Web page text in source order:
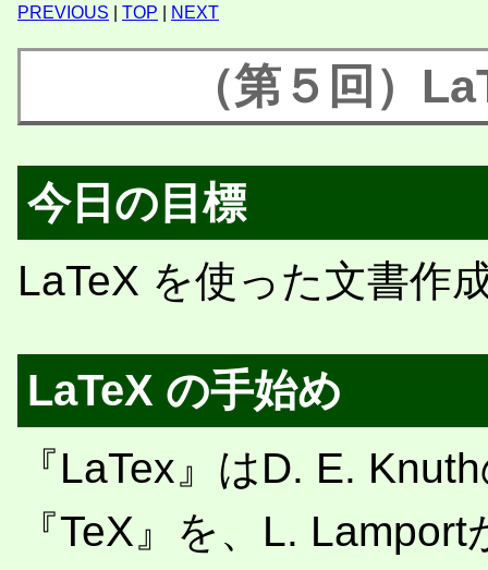
PREVIOUS TOP NEXT
（第５回）
今日の目標
LaTeX を使った文書作
LaTeX の手始め
『LaTex』はD. E.
『TeX』を、L.